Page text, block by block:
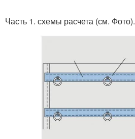
Часть 1. схемы расчета (см. Фото).